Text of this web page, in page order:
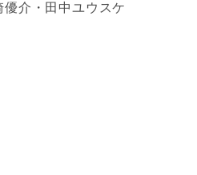
介・田中ユウスケ